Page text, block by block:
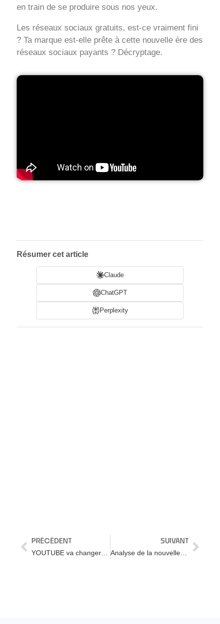
en train de se produire sous nos yeux.
Les réseaux sociaux gratuits, est-ce vraiment fini
? Ta marque est-elle prête à cette nouvelle ère des
réseaux sociaux payants ? Décryptage.
Résumer cet article
Claude
ChatGPT
Perplexity
PRÉCÉDENT SUIVANT
Analyse de la nouvelle stratégie de marque de PEPSI de 2023